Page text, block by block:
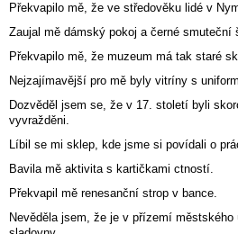
Překvapilo mě, že ve středověku lidé v
Zaujal mě dámský pokoj a černé smuteční
Překvapilo mě, že muzeum má tak staré
Nejzajímavější pro mě byly vitríny s
Dozvěděl jsem se, že v 17. století byli
vyvražděni.
Líbil se mi sklep, kde jsme si povídali o
Bavila mě aktivita s kartičkami ctností.
Překvapil mě renesanční strop v bance.
Nevěděla jsem, že je v přízemí